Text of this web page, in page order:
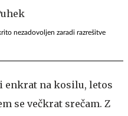
nezadovoljen zaradi razrešitve
enkrat na kosilu, letos
se večkrat srečam. Z